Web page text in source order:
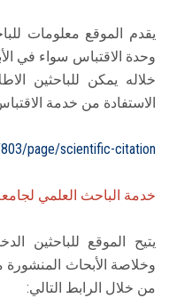
يقدم الموقع معلومات
وحدة الاقتباس سواء في
خلاله يمكن للباحثين
الاستفادة من خدمة
page/scientific-citation
خدمة الباحث العلمي
يتيح الموقع للباحثين
وخلاصة الأبحاث
من خلال الرابط التالي: